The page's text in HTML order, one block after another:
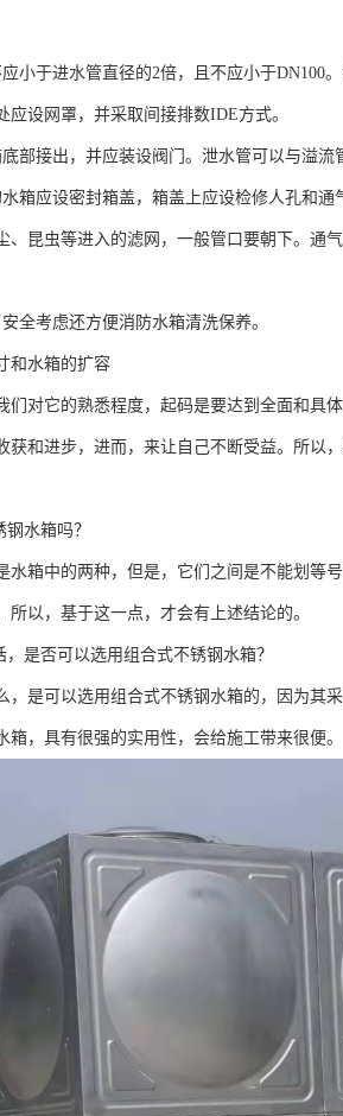
小于进水管直径的2倍，且不应小于DN100
设网罩，并采取间接排数IDE方式。
部接出，并应装设阀门。泄水管可以与溢流
箱应设密封箱盖，箱盖上应设检修人孔和
、昆虫等进入的滤网，一般管口要朝下。通
全考虑还方便消防水箱清洗保养。
和水箱的扩容
们对它的熟悉程度，起码是要达到全面和具
获和进步，进而，来让自己不断受益。所以
水箱吗？
水箱中的两种，但是，它们之间是不能划等
以，基于这一点，才会有上述结论的。
是否可以选用组合式不锈钢水箱？
，是可以选用组合式不锈钢水箱的，因为其
，具有很强的实用性，会给施工带来很便。